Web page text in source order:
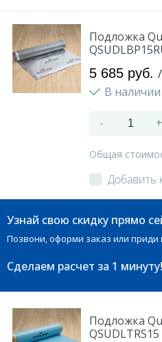
Подложка
5 685 руб.
В наличии
- +
Общая
Добавить
Узнай свою скидку прямо
Позвони, оформи заказ или приди
Сделаем расчет за 1 минуту!
Подложка